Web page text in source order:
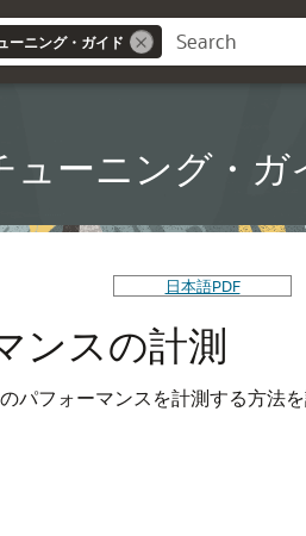
ーニング・ガイド
ーニング・ガ
日本語PDF
ンスの計測
フォーマンスを計測する方法を